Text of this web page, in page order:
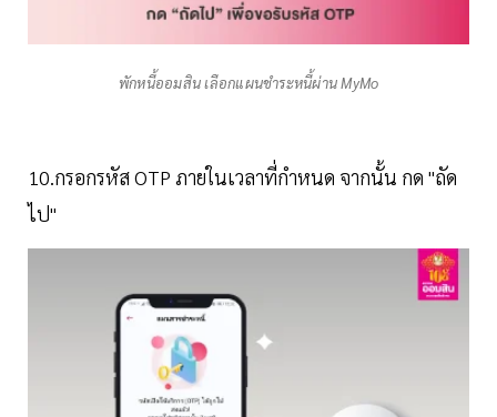
พักหนี้ออมสิน เลือกแผนชำระหนี้ผ่าน MyMo
10.กรอกรหัส OTP ภายในเวลาที่กำหนด จากนั้น กด "ถัด
ไป"